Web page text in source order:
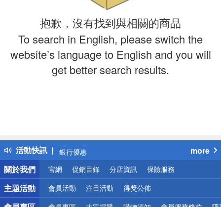
抱歉，沒有找到與相關的商品
To search in English, please switch the
website’s language to English and you will
get better search results.
活動快訊
熱門話題
銀行優惠
偏遠地區配送
詐騙網頁！請小心！
more
關於我們
官網 促銷目錄 分店資訊 保險服務
主題活動 會員活動 注目活動 得獎公佈